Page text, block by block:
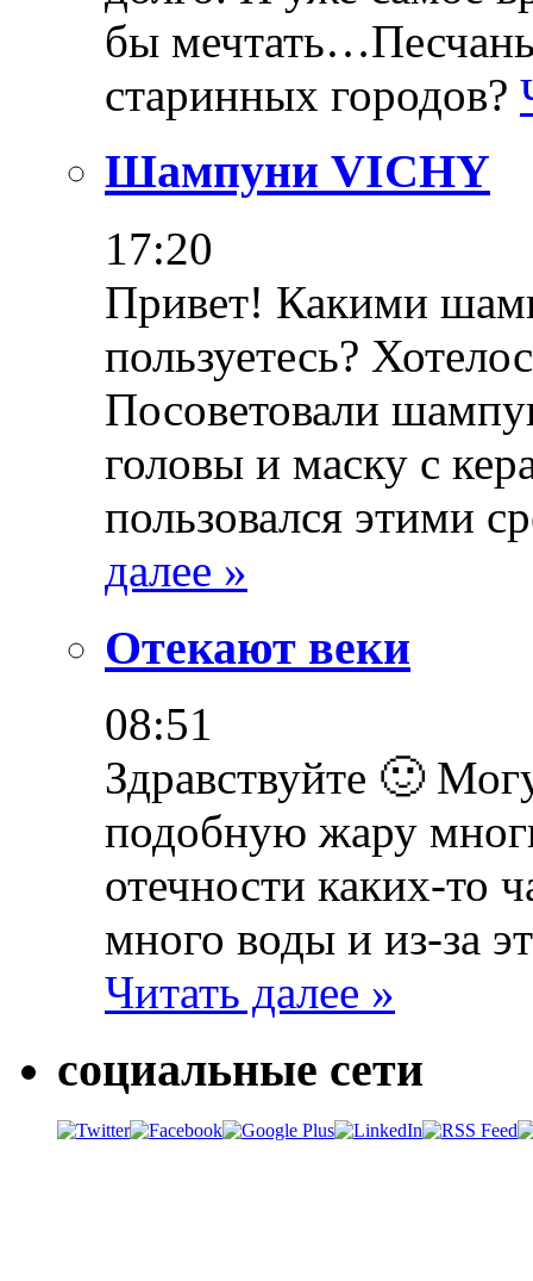
бы
старинных городов?
Шампуни VICHY
17:20
Привет! Какими
пользуетесь?
Посоветовали
головы и маску с
пользовался этими
далее »
Отекают веки
08:51
Здравствуйте 🙂
подобную жару
отечности каких-то
много воды и из-за
Читать далее »
социальные сети